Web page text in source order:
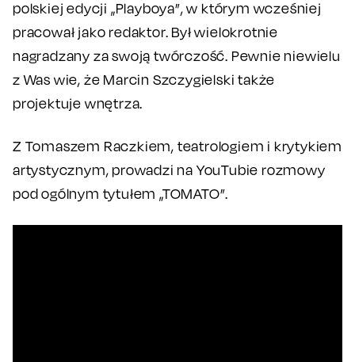
polskiej edycji „Playboya”, w którym wcześniej
pracował jako redaktor. Był wielokrotnie
nagradzany za swoją twórczość. Pewnie niewielu
z Was wie, że Marcin Szczygielski także
projektuje wnętrza.
Z Tomaszem Raczkiem, teatrologiem i krytykiem
artystycznym, prowadzi na YouTubie rozmowy
pod ogólnym tytułem „TOMATO”.